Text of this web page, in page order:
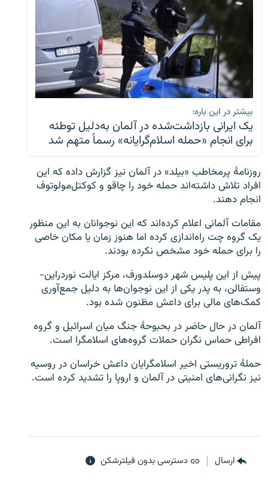
بیشتر در این باره:
یک ایرانی بازداشت‌شده در آلمان به‌دلیل توطئه
برای انجام «حمله اسلام‌گرایانه» رسماً متهم شد
روزنامهٔ پرمخاطب «بیلد‌» در آلمان نیز گزارش داده که این
افراد تلاش داشته‌اند حمله خود را چاقو و کوکتل‌مولوتوف
انجام دهند.
مقامات آلمانی اعلام کرده‌اند که این نوجوانان به این منظور
یک گروه چت راه‌اندازی کرده اما هنوز زمان یا مکان خاصی
را برای حمله خود مشخص نکرده بودند.
پیش از این پلیس شهر دوسلدورف، مرکز ایالت نوردراین-
وستفالن، به پدر یکی از این نوجوان‌ها به دلیل جمع‌آوری
کمک‌های مالی برای داعش مظنون شده بود.
آلمان در حال حاضر در بحبوحهٔ جنگ میان اسرائیل و گروه
افراطی حماس نگران حملات گروه‌های اسلامگرا است.
حملهٔ تروریستی اخیر اسلامگرایان داعش خراسان در روسیه
نیز نگرانی‌های امنیتی در آلمان و اروپا را تشدید کرده است.
ارسال دسترسی بدون فیلترشکن